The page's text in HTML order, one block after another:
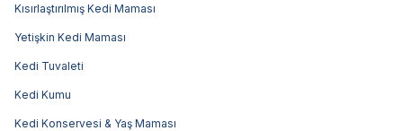
Kısırlaştırılmış Kedi Maması
Yetişkin Kedi Maması
Kedi Tuvaleti
Kedi Kumu
Kedi Konservesi & Yaş Maması